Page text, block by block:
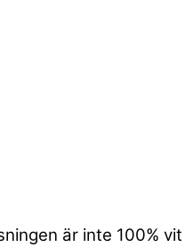
är inte 100%